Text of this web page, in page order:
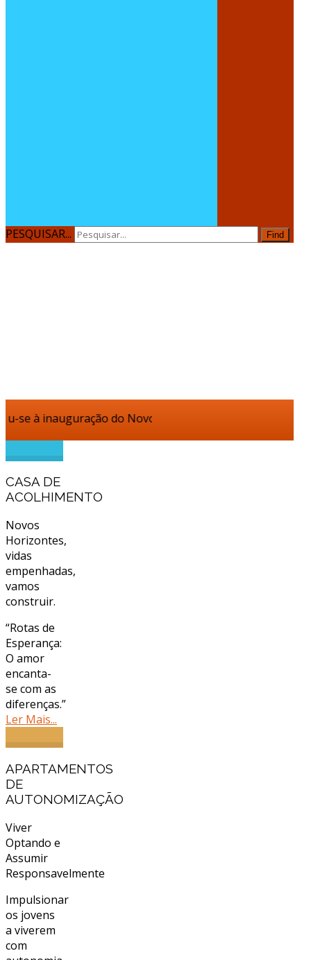
PESQUISAR... Find
do Novo Lar da Fundação Casa de Trabalho
CASA DE
ACOLHIMENTO
Novos
Horizontes,
vidas
empenhadas,
vamos
construir.
“Rotas de
Esperança:
O amor
encanta-
se com as
diferenças.”
Ler Mais...
APARTAMENTOS
DE
AUTONOMIZAÇÃO
Viver
Optando e
Assumir
Responsavelmente
Impulsionar
os jovens
a viverem
com